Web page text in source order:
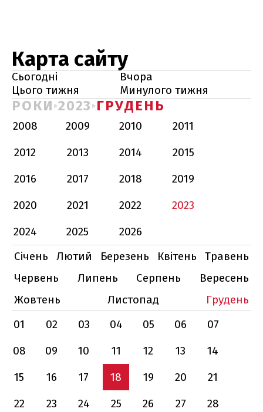
Карта сайту
Сьогодні
Вчора
Цього тижня
Минулого тижня
РОКИ 2023 ГРУДЕНЬ
2008 2009 2010
2011
2012
2013 2014
2015
2016
2017 2018
2019
2020
2021 2022
2023
2024
2025
2026
Січень
Лютий Березень Квітень
Травень
Червень
Липень Серпень
Вересень
Жовтень
Листопад
Грудень
01
02 03 04 05 06
07
08
09 10 11 12 13
14
15
16 17 18 19 20
21
22
23 24 25 26 27
28